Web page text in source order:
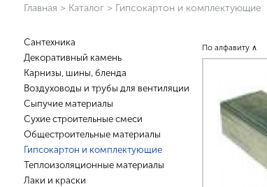
Вы здесь
Главная > Каталог > Гипсокартон и комплектующие
Сантехника
Декоративный камень
Карнизы, шины, бленда
Воздуховоды и трубы для вентиляции
Сыпучие материалы
Сухие строительные смеси
Общестроительные материалы
Гипсокартон и комплектующие
Теплоизоляционные материалы
Лаки и краски
По алфавиту ∧